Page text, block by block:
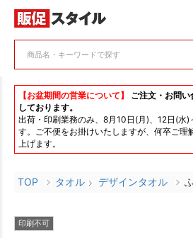
【お盆期間の営業について】
ご注文・お問
しております。
出荷・印刷業務のみ、8月10日(月)、12日(水)
す。ご不便をお掛けいたしますが、何卒ご理
上げます。
TOP タオル デザインタオル
印刷不可